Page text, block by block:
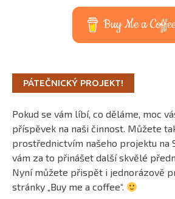
Buy Me a
PÁTEČNICKÝ PROJEKT!
Pokud se vám líbí, co děláme, moc
příspěvek na naši činnost. Můžete
prostřednictvím našeho projektu na
vám za to přinášet další skvělé
Nyní můžete přispět i jednorázově
stránky „Buy me a coffee“.